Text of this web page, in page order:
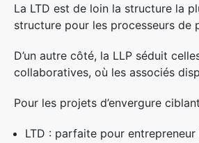
La LTD est de loin la structure la
structure pour les processeurs de
D’un autre côté, la LLP séduit
collaboratives, où les associés
Pour les projets d’envergure
LTD : parfaite pour